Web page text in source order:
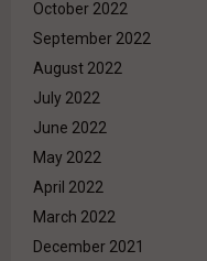
October 2022
September 2022
August 2022
July 2022
June 2022
May 2022
April 2022
March 2022
December 2021